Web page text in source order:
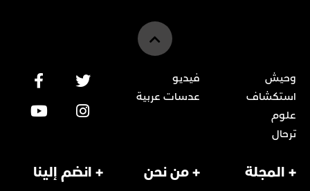
وحيش
استكشاف
علوم
ترحال
فيديو
عدسات عربية
+ المجلة + من نحن + انضم إلينا